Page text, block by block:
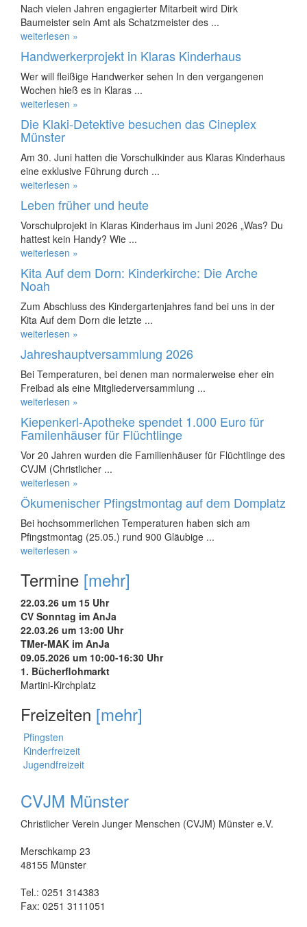
Nach vielen Jahren engagierter Mitarbeit wird Dirk
Baumeister sein Amt als Schatzmeister des ...
weiterlesen »
Handwerkerprojekt in Klaras Kinderhaus
Wer will fleißige Handwerker sehen In den vergangenen
Wochen hieß es in Klaras ...
weiterlesen »
Die Klaki-Detektive besuchen das Cineplex
Münster
Am 30. Juni hatten die Vorschulkinder aus Klaras Kinderhaus
eine exklusive Führung durch ...
weiterlesen »
Leben früher und heute
Vorschulprojekt in Klaras Kinderhaus im Juni 2026 „Was? Du
hattest kein Handy? Wie ...
weiterlesen »
Kita Auf dem Dorn: Kinderkirche: Die Arche
Noah
Zum Abschluss des Kindergartenjahres fand bei uns in der
Kita Auf dem Dorn die letzte ...
weiterlesen »
Jahreshauptversammlung 2026
Bei Temperaturen, bei denen man normalerweise eher ein
Freibad als eine Mitgliederversammlung ...
weiterlesen »
Kiepenkerl-Apotheke spendet 1.000 Euro für
Familenhäuser für Flüchtlinge
Vor 20 Jahren wurden die Familienhäuser für Flüchtlinge des
CVJM (Christlicher ...
weiterlesen »
Ökumenischer Pfingstmontag auf dem Domplatz
Bei hochsommerlichen Temperaturen haben sich am
Pfingstmontag (25.05.) rund 900 Gläubige ...
weiterlesen »
Termine [mehr]
22.03.26 um 15 Uhr
CV Sonntag im AnJa
22.03.26 um 13:00 Uhr
TMer-MAK im AnJa
09.05.2026 um 10:00-16:30 Uhr
1. Bücherflohmarkt
Martini-Kirchplatz
Freizeiten [mehr]
Pfingsten
Kinderfreizeit
Jugendfreizeit
CVJM Münster
Christlicher Verein Junger Menschen (CVJM) Münster e.V.
Merschkamp 23
48155 Münster
Tel.: 0251 314383
Fax: 0251 3111051